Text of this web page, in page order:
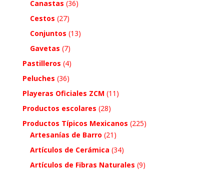
Canastas (36)
Cestos (27)
Conjuntos (13)
Gavetas (7)
Pastilleros (4)
Peluches (36)
Playeras Oficiales ZCM (11)
Productos escolares (28)
Productos Típicos Mexicanos (225)
Artesanías de Barro (21)
Artículos de Cerámica (34)
Artículos de Fibras Naturales (9)